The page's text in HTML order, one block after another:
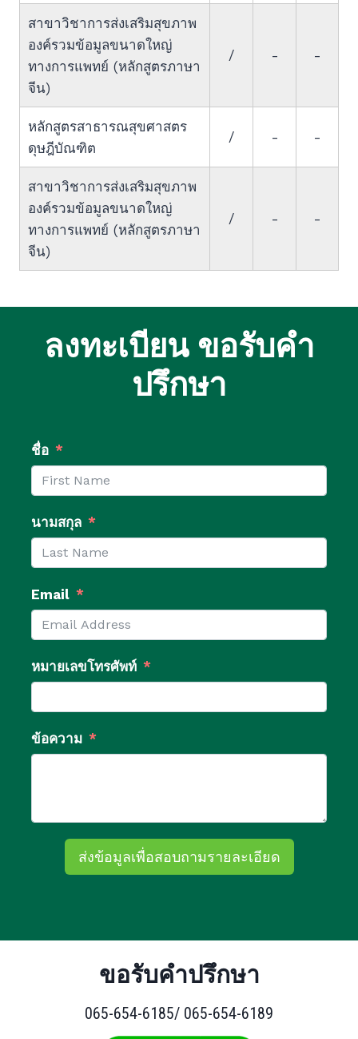
สาขาวิชาการส่งเสริมสุขภาพ
องค์รวมข้อมูลขนาดใหญ่
ทางการแพทย์ (หลักสูตรภาษา
จีน)
/ - -
หลักสูตรสาธารณสุขศาสตร
ดุษฎีบัณฑิต
/ - -
สาขาวิชาการส่งเสริมสุขภาพ
องค์รวมข้อมูลขนาดใหญ่
ทางการแพทย์ (หลักสูตรภาษา
จีน)
/ - -
ลงทะเบียน ขอรับคำ
ปรึกษา
ชื่อ
นามสกุล
Email
หมายเลขโทรศัพท์
ข้อความ
ส่งข้อมูลเพื่อสอบถามรายละเอียด
ขอรับคำปรึกษา
065-654-6185/ 065-654-6189